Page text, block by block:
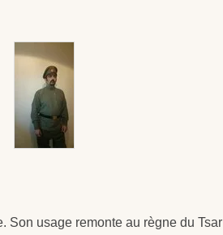
Son usage remonte au règne du Tsar